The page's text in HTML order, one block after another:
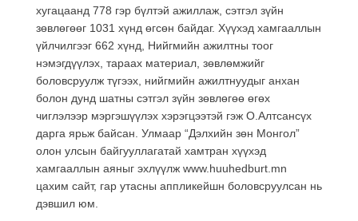
хугацаанд 778 гэр бүлтэй ажиллаж, сэтгэл зүйн
зөвлөгөөг 1031 хүнд өгсөн байдаг. Хүүхэд хамгааллын
үйлчилгээг 662 хүнд, Нийгмийн ажилтны тоог
нэмэгдүүлэх, тараах материал, зөвлөмжийг
боловсруулж түгээх, нийгмийн ажилтнуудыг анхан
болон дунд шатны сэтгэл зүйн зөвлөгөө өгөх
чиглэлээр мэргэшүүлэх хэрэгцээтэй гэж О.Алтсансүх
дарга ярьж байсан. Улмаар “Дэлхийн зөн Монгол”
олон улсын байгууллагатай хамтран хүүхэд
хамгааллын аяныг эхлүүлж www.huuhedburt.mn
цахим сайт, гар утасны аппликейшн боловсруулсан нь
дэвшил юм.